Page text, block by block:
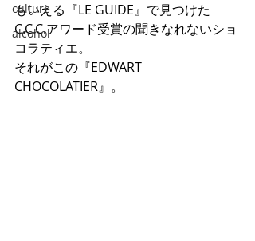
culture
alcohol
もいえる『LE GUIDE』で見つけた
C.C.C.アワード受賞の聞きなれないショ
コラティエ。
それがこの『EDWART
CHOCOLATIER』。